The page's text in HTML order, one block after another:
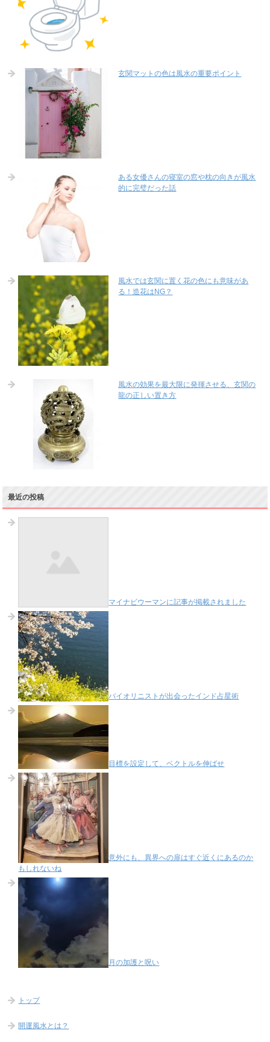
玄関マットの色は風水の重要ポイント
ある女優さんの寝室の窓や枕の向きが風水
的に完璧だった話
風水では玄関に置く花の色にも意味があ
る！造花はNG？
風水の効果を最大限に発揮させる、玄関の
龍の正しい置き方
最近の投稿
マイナビウーマンに記事が掲載されました
バイオリニストが出会ったインド占星術
目標を設定して、ベクトルを伸ばせ
意外にも、異界への扉はすぐ近くにあるのか
もしれないね
月の加護と呪い
トップ
開運風水とは？